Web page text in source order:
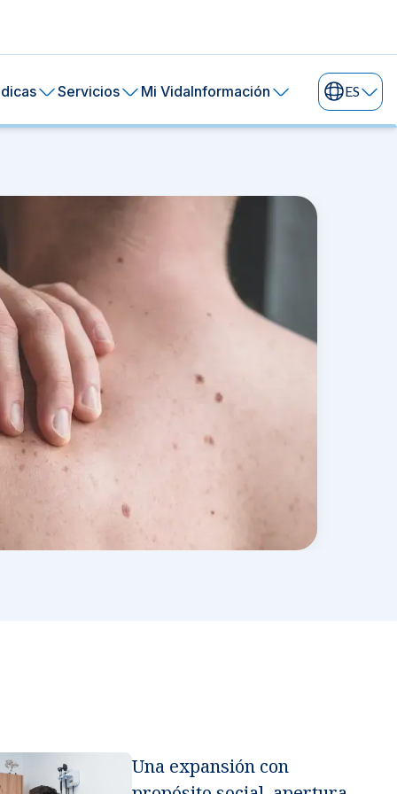
de tu piel.
en manos de especialistas.
y vías urinarias.
Servicios
horas.
Mi VidaInformación ES
Una expansión con